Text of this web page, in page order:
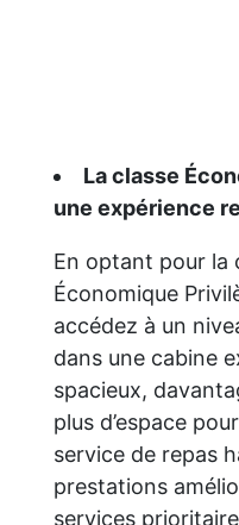
La classe
une expérience
En optant pour la
Économique
accédez à un
dans une cabine
spacieux,
plus d’espace
service de repas
prestations
services